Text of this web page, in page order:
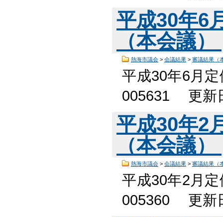
平成30年6
（本会議）
熱海市議会> 会議結果> 審議結果（
平成30年6月
005631 更新
平成30年2
（本会議）
熱海市議会> 会議結果> 審議結果（
平成30年2月
005360 更新